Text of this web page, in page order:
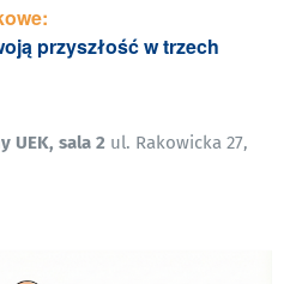
przyszłość w trzech
UEK, sala 2 ul. Rakowicka 27,